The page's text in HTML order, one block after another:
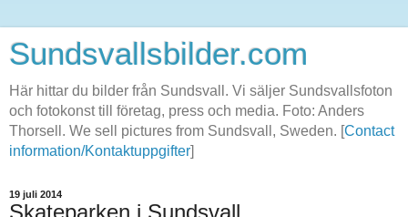
Sundsvallsbilder.com
Här hittar du bilder från Sundsvall. Vi säljer Sundsvallsfoton
och fotokonst till företag, press och media. Foto: Anders
Thorsell. We sell pictures from Sundsvall, Sweden. [Contact
information/Kontaktuppgifter]
19 juli 2014
Skateparken i Sundsvall